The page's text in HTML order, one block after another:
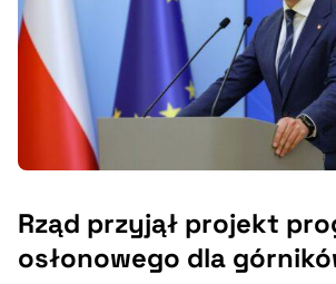
Rząd przyjął projekt
osłonowego dla